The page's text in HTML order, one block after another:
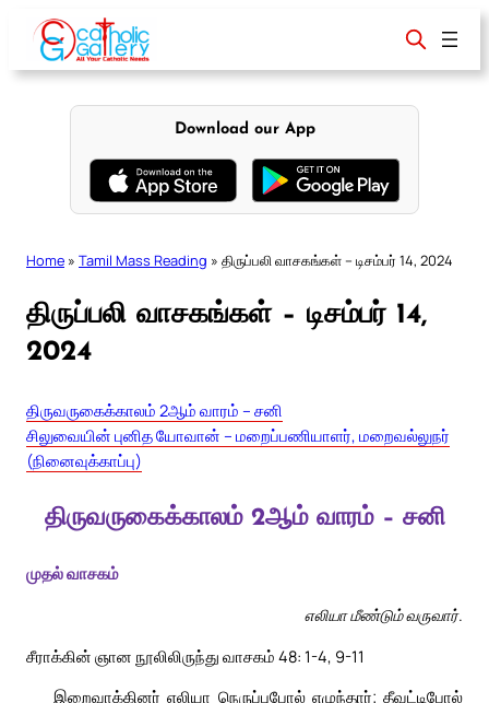
content
Download our App
Home » Tamil Mass Reading » திருப்பலி வாசகங்கள் – டிசம்பர் 14, 2024
திருப்பலி வாசகங்கள் – டிசம்பர் 14,
2024
திருவருகைக்காலம் 2ஆம் வாரம் – சனி
சிலுவையின் புனித யோவான் – மறைப்பணியாளர், மறைவல்லுநர்
(நினைவுக்காப்பு)
திருவருகைக்காலம் 2ஆம் வாரம் – சனி
முதல் வாசகம்
எலியா மீண்டும் வருவார்.
சீராக்கின் ஞான நூலிலிருந்து வாசகம் 48: 1-4, 9-11
இறைவாக்கினர் எலியா நெருப்புபோல் எழுந்தார்; தீவட்டிபோல்